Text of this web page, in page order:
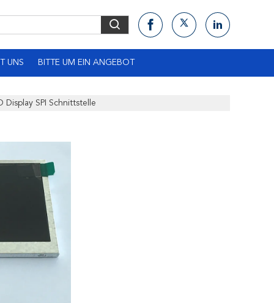
UNS BITTE UM EIN ANGEBOT
Display SPI Schnittstelle